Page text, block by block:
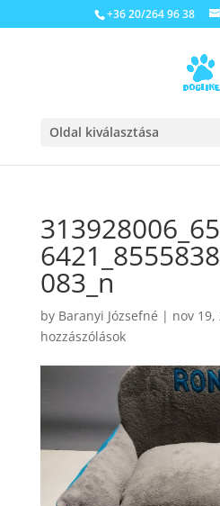
+36 20/264 96 38
Oldal kiválasztása
083_n
by Baranyi Józsefné | nov 19,
hozzászólások